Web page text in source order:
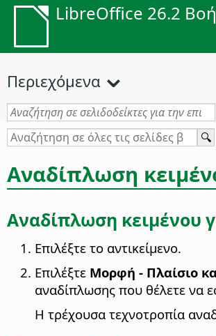
LibreOffice 26.2
Περιεχόμενα
Αναδίπλωση
Αναδίπλωση κειμένου
Επιλέξτε το αντικείμενο.
Επιλέξτε Μορφή - Πλαίσιο
αναδίπλωσης που θέλετε να
Η τρέχουσα τεχνοτροπία